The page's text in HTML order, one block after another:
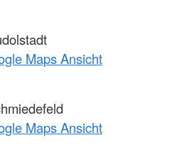
Maps Ansicht
Maps Ansicht